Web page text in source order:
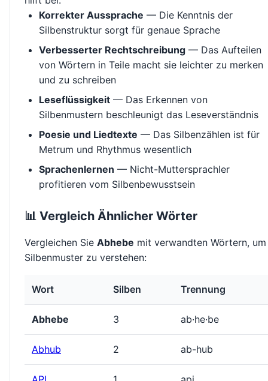
Korrekter Aussprache — Die Kenntnis der
Silbenstruktur sorgt für genaue Sprache
Verbesserter Rechtschreibung — Das Aufteilen
von Wörtern in Teile macht sie leichter zu merken
und zu schreiben
Leseflüssigkeit — Das Erkennen von
Silbenmustern beschleunigt das Leseverständnis
Poesie und Liedtexte — Das Silbenzählen ist für
Metrum und Rhythmus wesentlich
Sprachenlernen — Nicht-Muttersprachler
profitieren vom Silbenbewusstsein
📊 Vergleich Ähnlicher Wörter
Vergleichen Sie Abhebe mit verwandten Wörtern, um
Silbenmuster zu verstehen:
Wort Silben Trennung
Abhebe 3 ab·he·be
Abhub 2 ab-hub